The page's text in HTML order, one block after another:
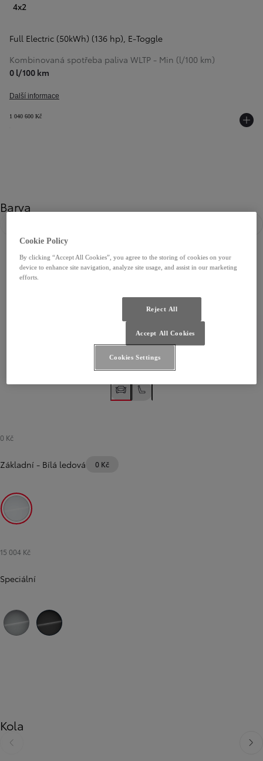
4x2
Full Electric (50kWh) (136 hp), E-Toggle
Kombinovaná spotřeba paliva WLTP - Min (l/100 km)
0 l/100 km
Další informace
1 040 600 Kč
Barva
0 Kč
Základní - Bílá ledová 0 Kč
Bílá ledová
15 004 Kč
Speciální
Kola
Předchozí Další
Cookie Policy
By clicking “Accept All Cookies”, you agree to the storing of cookies on your
device to enhance site navigation, analyze site usage, and assist in our marketing
efforts.
Reject All
Accept All Cookies
Cookies Settings